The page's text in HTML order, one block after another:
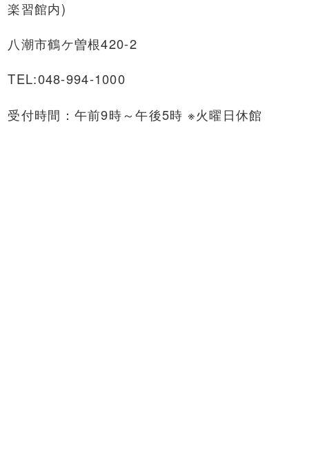
楽習館内)
八潮市鶴ケ曽根420-2
TEL:048-994-1000
受付時間：午前9時～午後5時 ※火曜日休館